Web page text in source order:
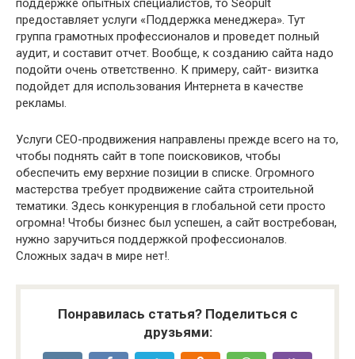
поддержке опытных специалистов, то Seopult
предоставляет услуги «Поддержка менеджера». Тут
группа грамотных профессионалов и проведет полный
аудит, и составит отчет. Вообще, к созданию сайта надо
подойти очень ответственно. К примеру, сайт- визитка
подойдет для использования Интернета в качестве
рекламы.
Услуги СЕО-продвижения направлены прежде всего на то,
чтобы поднять сайт в топе поисковиков, чтобы
обеспечить ему верхние позиции в списке. Огромного
мастерства требует продвижение сайта строительной
тематики. Здесь конкуренция в глобальной сети просто
огромна! Чтобы бизнес был успешен, а сайт востребован,
нужно заручиться поддержкой профессионалов.
Сложных задач в мире нет!.
Понравилась статья? Поделиться с
друзьями: